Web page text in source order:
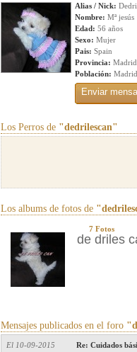
Alias / Nick:
Nombre: Mª jesús
Edad: 56 años
Sexo: Mujer
Pais: Spain
Provincia: Madrid
Población: Madrid
Los Perros de "dedrilescan"
Los albums de fotos de
7 Fotos
de driles
Mensajes publicados en el foro
El 10-09-2015 Re: Cuidados